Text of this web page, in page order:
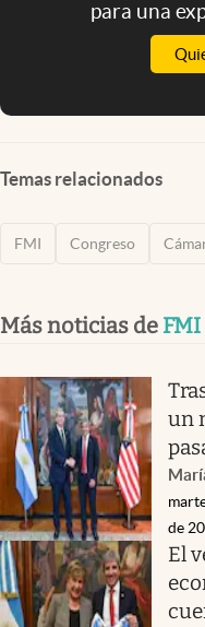
para una
Temas relacionados
FMI Congreso
Más noticias de FMI
un
de
El